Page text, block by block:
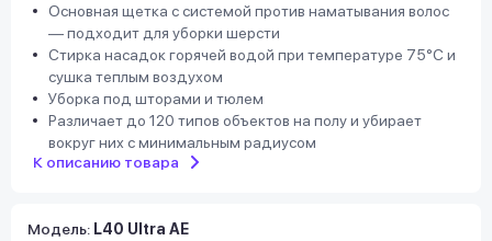
Основная щетка с системой против наматывания волос
— подходит для уборки шерсти
Стирка насадок горячей водой при температуре 75°С и
сушка теплым воздухом
Уборка под шторами и тюлем
Различает до 120 типов объектов на полу и убирает
вокруг них с минимальным радиусом
К описанию товара
Модель: L40 Ultra AE